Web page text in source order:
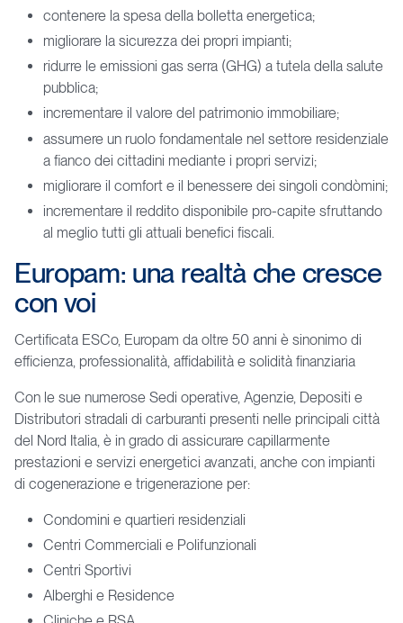
contenere la spesa della bolletta energetica;
migliorare la sicurezza dei propri impianti;
ridurre le emissioni gas serra (GHG) a tutela della salute
pubblica;
incrementare il valore del patrimonio immobiliare;
assumere un ruolo fondamentale nel settore residenziale
a fianco dei cittadini mediante i propri servizi;
migliorare il comfort e il benessere dei singoli condòmini;
incrementare il reddito disponibile pro-capite sfruttando
al meglio tutti gli attuali benefici fiscali.
Europam: una realtà che cresce
con voi
Certificata ESCo, Europam da oltre 50 anni è sinonimo di
efficienza, professionalità, affidabilità e solidità finanziaria
Con le sue numerose Sedi operative, Agenzie, Depositi e
Distributori stradali di carburanti presenti nelle principali città
del Nord Italia, è in grado di assicurare capillarmente
prestazioni e servizi energetici avanzati, anche con impianti
di cogenerazione e trigenerazione per:
Condomini e quartieri residenziali
Centri Commerciali e Polifunzionali
Centri Sportivi
Alberghi e Residence